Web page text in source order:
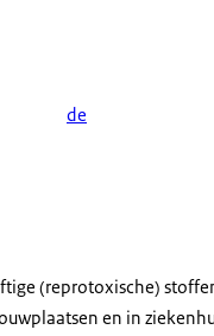
de
(reprotoxische)
en in